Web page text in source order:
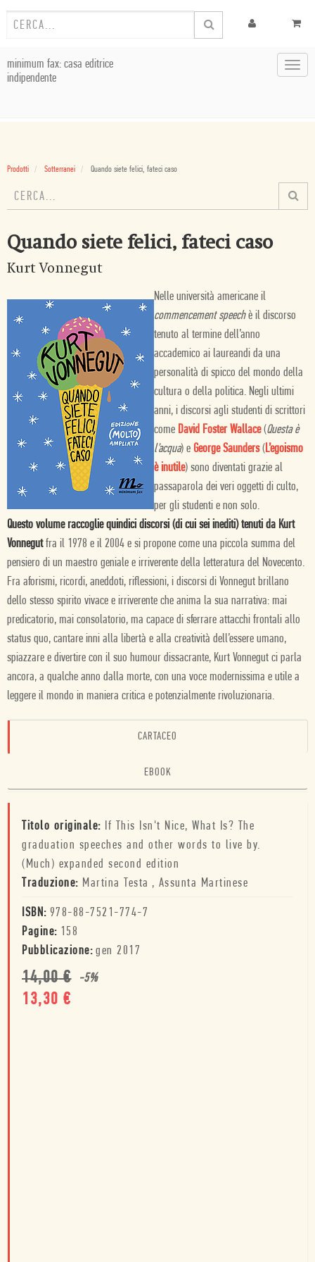
minimum fax: casa editrice
indipendente
Prodotti Sotterranei Quando siete felici, fateci caso
Quando siete felici, fateci caso
Kurt Vonnegut
Nelle università americane il
commencement speechè il discorso
tenuto al termine dell’anno
accademico ai laureandi da una
personalità di spicco del mondo della
cultura o della politica. Negli ultimi
anni, i discorsi agli studenti di scrittori
come David Foster Wallace(Questa è
l’acqua) e George Saunders(L’egoismo
è inutile) sono diventati grazie al
passaparola dei veri oggetti di culto,
per gli studenti e non solo.
Questo volume raccoglie quindici discorsi (di cui sei inediti) tenuti da Kurt
Vonnegutfra il 1978 e il 2004 e si propone come una piccola summa del
pensiero di un maestro geniale e irriverente della letteratura del Novecento.
Fra aforismi, ricordi, aneddoti, riflessioni, i discorsi di Vonnegut brillano
dello stesso spirito vivace e irriverente che anima la sua narrativa: mai
predicatorio, mai consolatorio, ma capace di sferrare attacchi frontali allo
status quo, cantare inni alla libertà e alla creatività dell’essere umano,
spiazzare e divertire con il suo humour dissacrante, Kurt Vonnegut ci parla
ancora, a qualche anno dalla morte, con una voce modernissima e utile a
leggere il mondo in maniera critica e potenzialmente rivoluzionaria.
CARTACEO
EBOOK
Titolo originale: If This Isn't Nice, What Is? The
graduation speeches and other words to live by.
(Much) expanded second edition
Traduzione: Martina Testa , Assunta Martinese
ISBN: 978-88-7521-774-7
Pagine: 158
Pubblicazione: gen 2017
14,00€ -5%
13,30 €